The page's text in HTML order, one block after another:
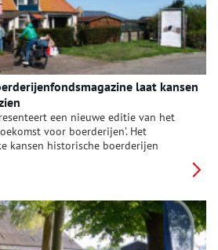
laat kansen
een nieuwe editie van het
voor boerderijen’. Het
kansen historische boerderijen
en verdiepende artikelen biedt
van agrarisch erfgoed.